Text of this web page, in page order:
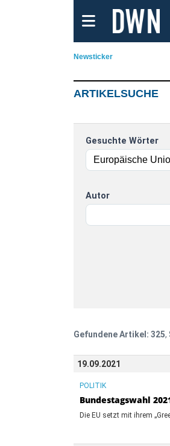
Newsticker
ARTIKELSUCHE
Gesuchte Wörter
Autor
Gefundene Artikel: 325,
19.09.2021
POLITIK
Bundestagswahl
Die EU setzt mit ihrem